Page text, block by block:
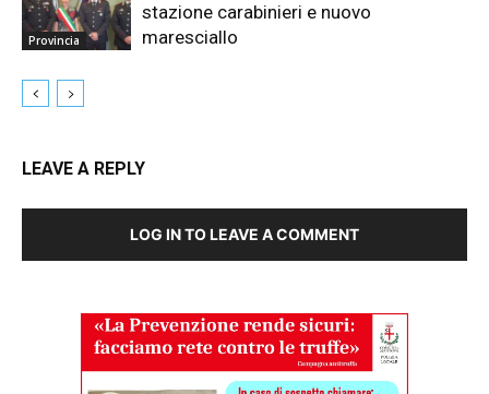
Provincia
stazione carabinieri e nuovo
maresciallo
LEAVE A REPLY
LOG IN TO LEAVE A COMMENT